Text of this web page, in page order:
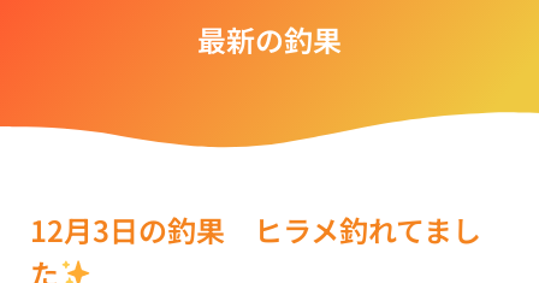
最新の釣果
12月3日の釣果 ヒラメ釣れてまし
た